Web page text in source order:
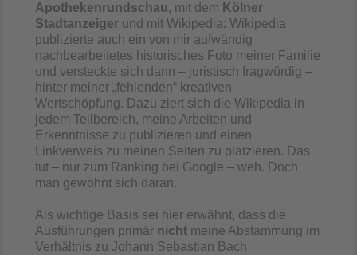
Apothekenrundschau, mit dem Kölner
Stadtanzeiger und mit Wikipedia: Wikipedia
publizierte auch ein von mir aufwändig
nachbearbeitetes historisches Foto meiner Familie
und versteckte sich dann – juristisch fragwürdig –
hinter meiner „fehlenden“ kreativen
Wertschöpfung. Dazu ziert sich die Wikipedia in
jedem Teilbereich, meine Arbeiten und
Erkenntnisse zu publizieren und einen
Linkverweis zu meinen Seiten zu platzieren. Das
tut – nur zum Ranking bei Google – weh. Doch
man gewöhnt sich daran.
Als wichtige Basis sei hier erwähnt, dass die
Ausführungen primär nicht meine Abstammung im
Verhältnis zu Johann Sebastian Bach